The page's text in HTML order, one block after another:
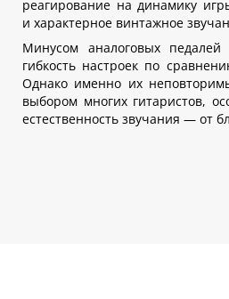
реагирование на динамику
и характерное винтажное
Минусом аналоговых
гибкость настроек по
Однако именно их
выбором многих гитаристов,
естественность звучания — от